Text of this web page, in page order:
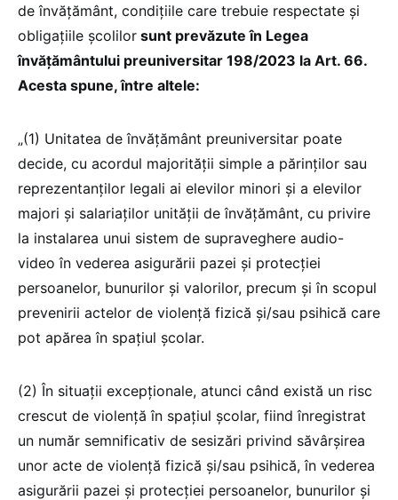
de învățământ, condițiile care trebuie respectate și
obligațiile școlilor sunt prevăzute în Legea
învățământului preuniversitar 198/2023 la Art. 66.
Acesta spune, între altele:
„(1) Unitatea de învățământ preuniversitar poate
decide, cu acordul majorității simple a părinților sau
reprezentanților legali ai elevilor minori și a elevilor
majori și salariaților unității de învățământ, cu privire
la instalarea unui sistem de supraveghere audio-
video în vederea asigurării pazei și protecției
persoanelor, bunurilor și valorilor, precum și în scopul
prevenirii actelor de violență fizică și/sau psihică care
pot apărea în spațiul școlar.
(2) În situații excepționale, atunci când există un risc
crescut de violență în spațiul școlar, fiind înregistrat
un număr semnificativ de sesizări privind săvârșirea
unor acte de violență fizică și/sau psihică, în vederea
asigurării pazei și protecției persoanelor, bunurilor și